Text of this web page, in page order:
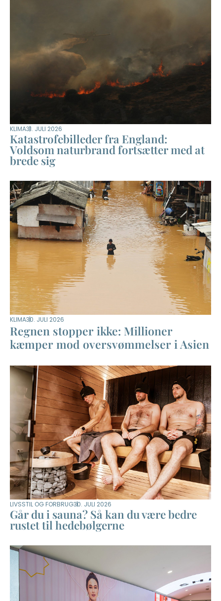
KLIMA31. JULI 2026
Katastrofebilleder fra England:
Voldsom naturbrand fortsætter med at
brede sig
KLIMA30. JULI 2026
Regnen stopper ikke: Millioner
kæmper mod oversvømmelser i Asien
LIVSSTIL OG FORBRUG30. JULI 2026
Går du i sauna? Så kan du være bedre
rustet til hedebølgerne